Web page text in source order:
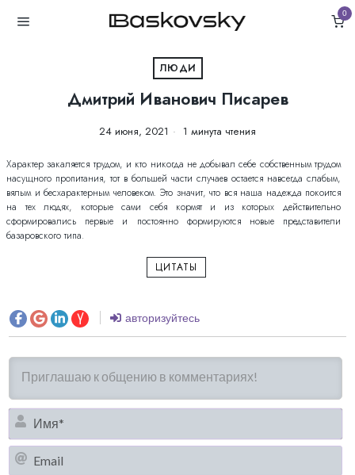
0
ЛЮДИ
Дмитрий Иванович Писарев
24 июня, 2021 1 минута чтения
Характер закаляется трудом, и кто никогда не добывал себе собственным трудом
насущного пропитания, тот в большей части случаев остается навсегда слабым,
вялым и бесхарактерным человеком. Это значит, что вся наша надежда покоится
на тех людях, которые сами себя кормят и из которых действительно
сформировались первые и постоянно формируются новые представители
базаровского типа.
ЦИТАТЫ
авторизуйтесь